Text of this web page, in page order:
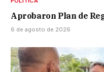
Aprobaron Plan de
6 de agosto de 2026